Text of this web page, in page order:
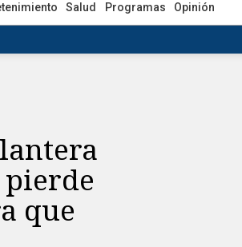
Salud Programas Opinión
que